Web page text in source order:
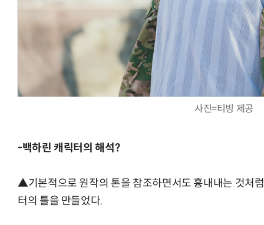
사진=티빙 제공
-백하린 캐릭터의 해석?
▲기본적으로 원작의 톤을 참조하면서도 흉내내는 것처
터의 틀을 만들었다.